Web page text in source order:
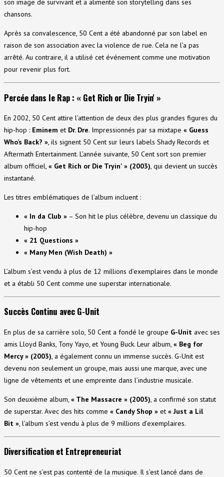
son image de survivant et a alimenté son storytelling dans ses
chansons.
Après sa convalescence, 50 Cent a été abandonné par son label en
raison de son association avec la violence de rue. Cela ne l’a pas
arrêté. Au contraire, il a utilisé cet événement comme une motivation
pour revenir plus fort.
Percée dans le Rap : « Get Rich or Die Tryin' »
En 2002, 50 Cent attire l’attention de deux des plus grandes figures du
hip-hop : Eminem et Dr. Dre. Impressionnés par sa mixtape « Guess
Who’s Back? », ils signent 50 Cent sur leurs labels Shady Records et
Aftermath Entertainment. L’année suivante, 50 Cent sort son premier
album officiel, « Get Rich or Die Tryin' » (2003), qui devient un succès
instantané.
Les titres emblématiques de l’album incluent :
« In da Club » – Son hit le plus célèbre, devenu un classique du
hip-hop
« 21 Questions »
« Many Men (Wish Death) »
L’album s’est vendu à plus de 12 millions d’exemplaires dans le monde
et a établi 50 Cent comme une superstar internationale.
Succès Continu avec G-Unit
En plus de sa carrière solo, 50 Cent a fondé le groupe G-Unit avec ses
amis Lloyd Banks, Tony Yayo, et Young Buck. Leur album, « Beg for
Mercy » (2003), a également connu un immense succès. G-Unit est
devenu non seulement un groupe, mais aussi une marque, avec une
ligne de vêtements et une empreinte dans l’industrie musicale.
Son deuxième album, « The Massacre » (2005), a confirmé son statut
de superstar. Avec des hits comme « Candy Shop » et « Just a Lil
Bit », l’album s’est vendu à plus de 9 millions d’exemplaires.
Diversification et Entrepreneuriat
50 Cent ne s’est pas contenté de la musique. Il s’est lancé dans de